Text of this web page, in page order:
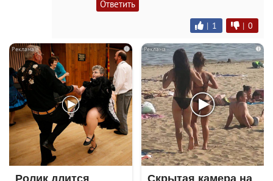
Ответить
| 1 | 0
i i